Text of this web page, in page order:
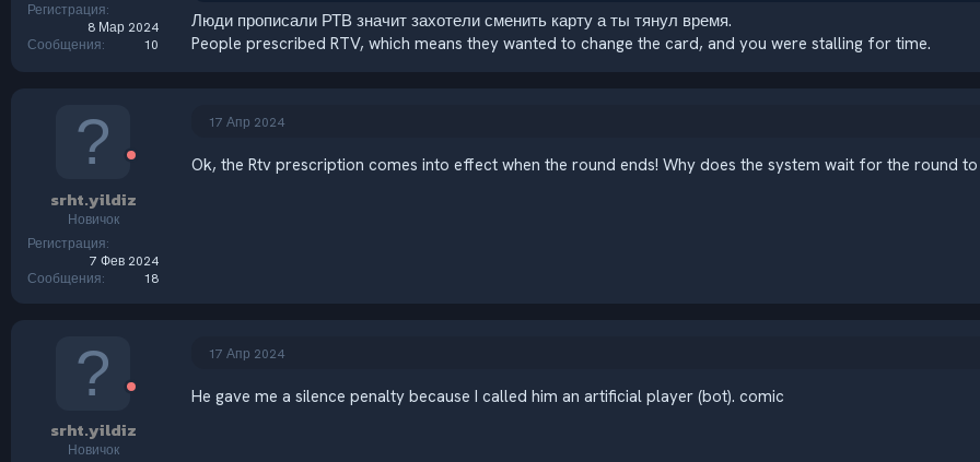
Регистрация
8 Мар 2024
Сообщения
10
Люди прописали РТВ значит захотели сменить карту а ты тянул время.
People prescribed RTV, which means they wanted to change the card, and you were stalling for time.
srht.yildiz
Новичок
Регистрация
7 Фев 2024
Сообщения
18
17 Апр 2024
Ok, the Rtv prescription comes into effect when the round ends! Why does the system wait for the round
srht.yildiz
Новичок
17 Апр 2024
He gave me a silence penalty because I called him an artificial player (bot). comic